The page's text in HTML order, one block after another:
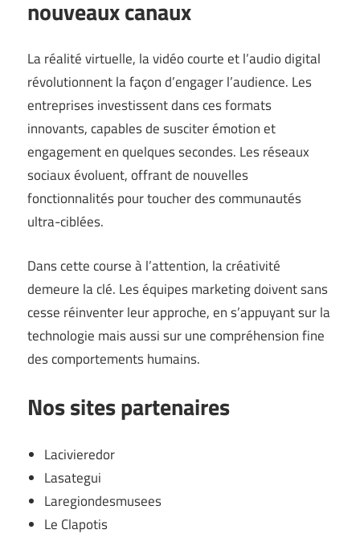
nouveaux canaux
La réalité virtuelle, la vidéo courte et l’audio digital
révolutionnent la façon d’engager l’audience. Les
entreprises investissent dans ces formats
innovants, capables de susciter émotion et
engagement en quelques secondes. Les réseaux
sociaux évoluent, offrant de nouvelles
fonctionnalités pour toucher des communautés
ultra-ciblées.
Dans cette course à l’attention, la créativité
demeure la clé. Les équipes marketing doivent sans
cesse réinventer leur approche, en s’appuyant sur la
technologie mais aussi sur une compréhension fine
des comportements humains.
Nos sites partenaires
Lacivieredor
Lasategui
Laregiondesmusees
Le Clapotis